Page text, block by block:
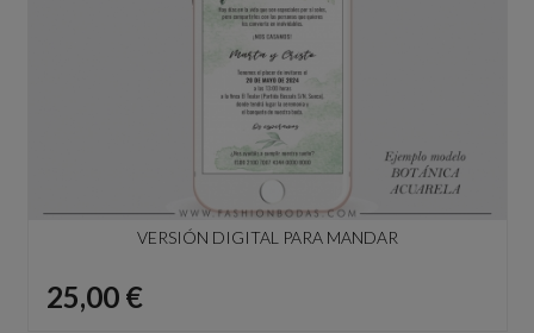
VERSIÓN DIGITAL PARA MANDAR
Precio
25,00 €